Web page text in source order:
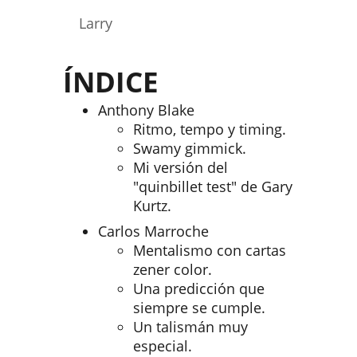
Larry
ÍNDICE
Anthony Blake
Ritmo, tempo y timing.
Swamy gimmick.
Mi versión del
"quinbillet test" de Gary
Kurtz.
Carlos Marroche
Mentalismo con cartas
zener color.
Una predicción que
siempre se cumple.
Un talismán muy
especial.